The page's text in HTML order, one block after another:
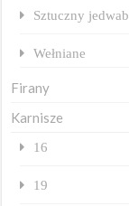
Sztuczny jedwab
Wełniane
Firany
Karnisze
16
19